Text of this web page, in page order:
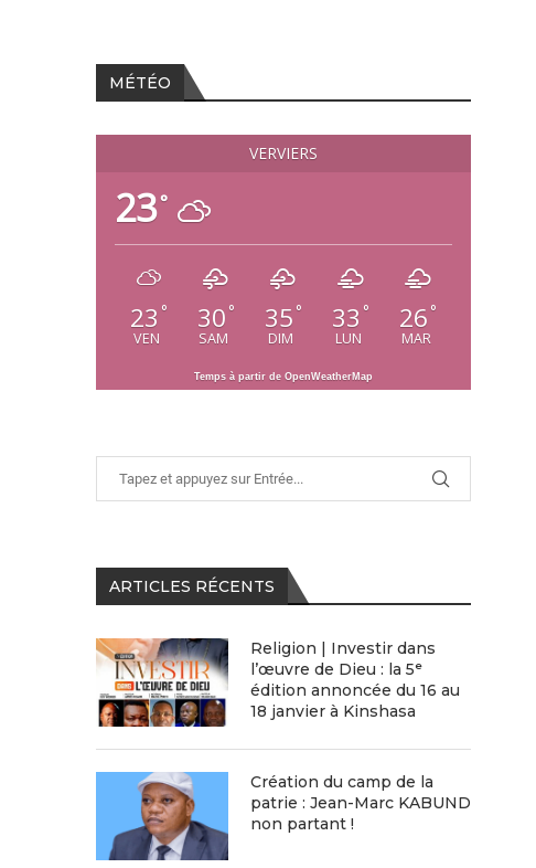
MÉTÉO
VERVIERS
23°
23 °
VEN
30 °
SAM
35 °
DIM
33 °
LUN
26 °
MAR
Temps à partir de OpenWeatherMap
ARTICLES RÉCENTS
Religion | Investir dans
l’œuvre de Dieu : la 5ᵉ
édition annoncée du 16 au
18 janvier à Kinshasa
Création du camp de la
patrie : Jean-Marc KABUND
non partant !